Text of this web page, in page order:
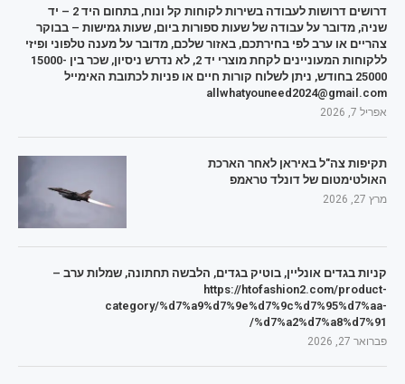
דרושים דרושות לעבודה בשירות לקוחות קל ונוח, בתחום היד 2 – יד
שניה, מדובר על עבודה של שעות ספורות ביום, שעות גמישות – בבוקר
צהריים או ערב לפי בחירתכם, באזור שלכם, מדובר על מענה טלפוני ופיזי
ללקוחות המעוניינים לקחת מוצרי יד 2, לא נדרש ניסיון, שכר בין 15000-
25000 בחודש, ניתן לשלוח קורות חיים או פניות לכתובת האימייל
allwhatyouneed2024@gmail.com
אפריל 7, 2026
תקיפות צה"ל באיראן לאחר הארכת
האולטימטום של דונלד טראמפ
מרץ 27, 2026
קניות בגדים אונליין, בוטיק בגדים, הלבשה תחתונה, שמלות ערב –
https://htofashion2.com/product-
category/%d7%a9%d7%9e%d7%9c%d7%95%d7%aa-
%d7%a2%d7%a8%d7%91/
פברואר 27, 2026